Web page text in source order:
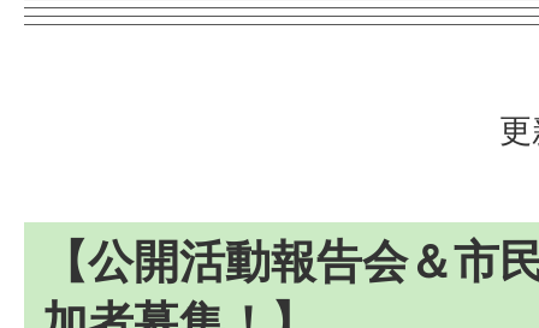
【公開活動報告会＆市